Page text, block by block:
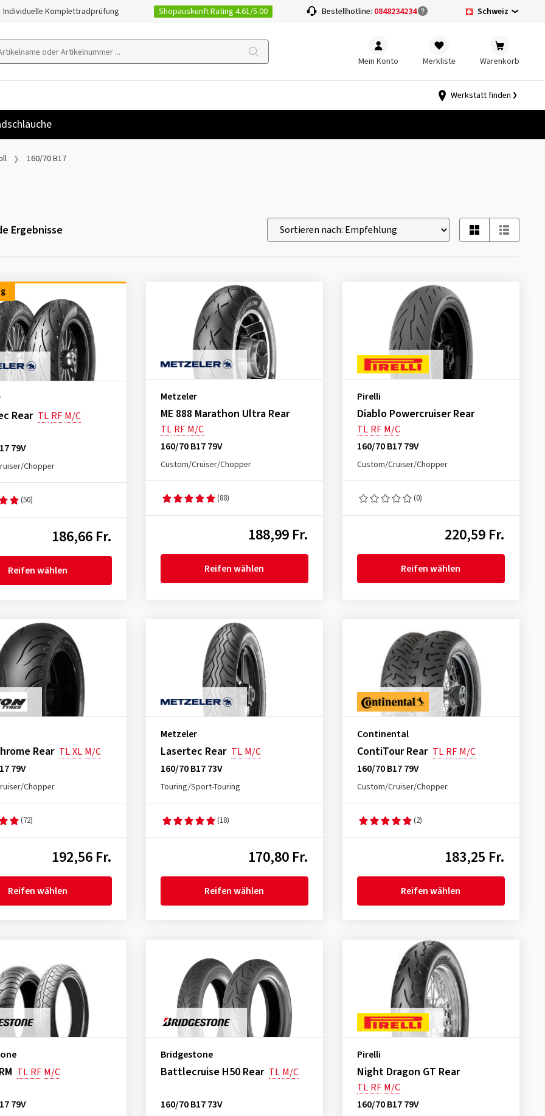
Individuelle Komplettradprüfung Shopauskunft Rating 4.61/5.00 Bestellhotline: 0848234234 Schweiz
Mein Konto Merkliste Warenkorb
Werkstatt finden
160/70 B17
Ergebnisse
Rear TL RF M/C
79V
Chopper
(50)
186,66 Fr.
Reifen wählen
Metzeler
ME 888 Marathon Ultra Rear
TL RF M/C
160/70 B17 79V
Custom/Cruiser/Chopper
(88)
188,99 Fr.
Reifen wählen
Pirelli
Diablo Powercruiser Rear
TL RF M/C
160/70 B17 79V
Custom/Cruiser/Chopper
(0)
220,59 Fr.
Reifen wählen
Rear TLXL M/C
79V
Chopper
(72)
192,56 Fr.
Reifen wählen
Metzeler
Lasertec Rear TL M/C
160/70 B17 73V
Touring/Sport-Touring
(18)
170,80 Fr.
Reifen wählen
Continental
ContiTour Rear TL RF M/C
160/70 B17 79V
Custom/Cruiser/Chopper
(2)
183,25 Fr.
Reifen wählen
TL RF M/C
79V
Bridgestone
Battlecruise H50 Rear TL M/C
160/70 B17 73V
Pirelli
Night Dragon GT Rear
TL RF M/C
160/70 B17 79V